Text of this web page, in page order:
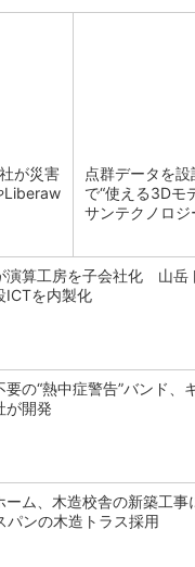
が災害
Liberaw
点群データを
で“使える3D
サンテクノロジ
演算工房を子会社化 山岳
ICTを内製化
要の“熱中症警告”バンド、
が開発
ーム、木造校舎の新築工
パンの木造トラス採用